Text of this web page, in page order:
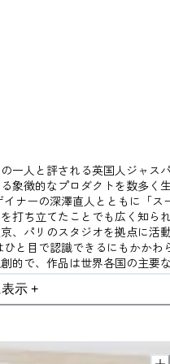
一人と評される英国人ジャス
象徴的なプロダクトを数多く
イナーの深澤直人とともに「ス
打ち立てたことでも広く知ら
、パリのスタジオを拠点に活
と目で認識できるにもかかわ
的で、作品は世界各国の主要
展示されています。
示 +